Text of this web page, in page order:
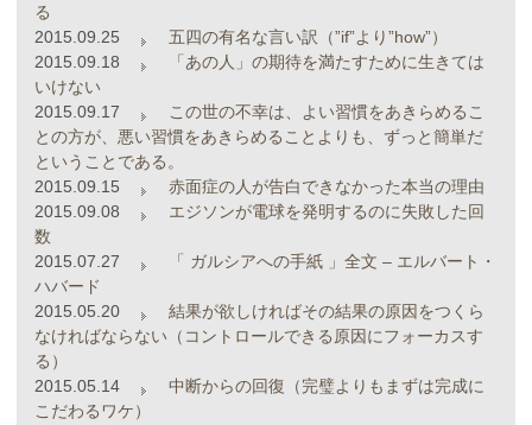
る
2015.09.25
五四の有名な言い訳（”if”より”how”）
2015.09.18
「あの人」の期待を満たすために生きては
いけない
2015.09.17
この世の不幸は、よい習慣をあきらめるこ
との方が、悪い習慣をあきらめることよりも、ずっと簡単だ
ということである。
2015.09.15
赤面症の人が告白できなかった本当の理由
2015.09.08
エジソンが電球を発明するのに失敗した回
数
2015.07.27
「 ガルシアへの手紙 」全文 – エルバート・
ハバード
2015.05.20
結果が欲しければその結果の原因をつくら
なければならない（コントロールできる原因にフォーカスす
る）
2015.05.14
中断からの回復（完璧よりもまずは完成に
こだわるワケ）